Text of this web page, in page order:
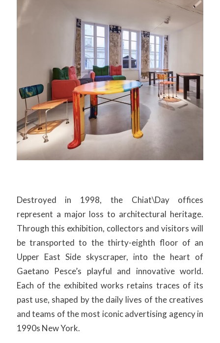
Destroyed in 1998, the Chiat\Day offices
represent a major loss to architectural heritage.
Through this exhibition, collectors and visitors will
be transported to the thirty-eighth floor of an
Upper East Side skyscraper, into the heart of
Gaetano Pesce’s playful and innovative world.
Each of the exhibited works retains traces of its
past use, shaped by the daily lives of the creatives
and teams of the most iconic advertising agency in
1990s New York.